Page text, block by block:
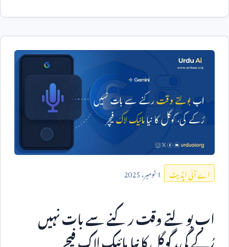
اے آئی اپڈیٹ 1نومبر،2025
اب بولتے وقت رکنے سے بات نہیں
رُکے گی، گوگل کا نیا مائیک لاک فیچر